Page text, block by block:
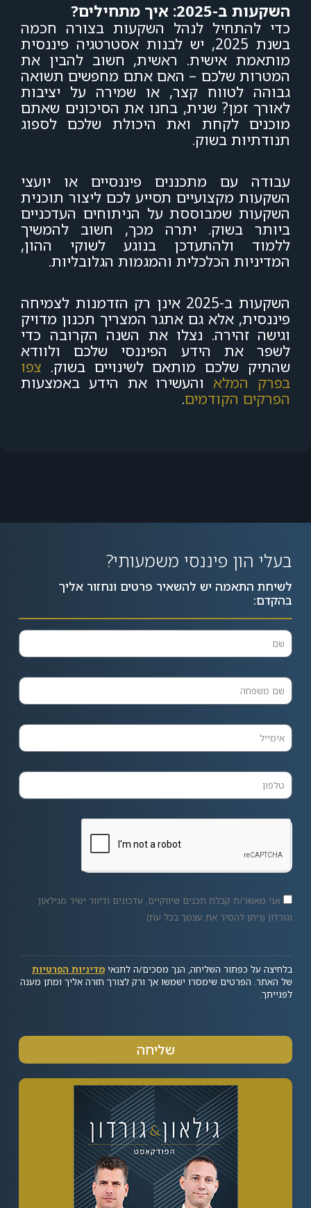
השקעות ב-2025: איך מתחילים?
כדי להתחיל לנהל השקעות בצורה חכמה
בשנת 2025, יש לבנות אסטרטגיה פיננסית
מותאמת אישית. ראשית, חשוב להבין את
המטרות שלכם – האם אתם מחפשים תשואה
גבוהה לטווח קצר, או שמירה על יציבות
לאורך זמן? שנית, בחנו את הסיכונים שאתם
מוכנים לקחת ואת היכולת שלכם לספוג
תנודתיות בשוק.
עבודה עם מתכננים פיננסיים או יועצי
השקעות מקצועיים תסייע לכם ליצור תוכנית
השקעות שמבוססת על הניתוחים העדכניים
ביותר בשוק. יתרה מכך, חשוב להמשיך
ללמוד ולהתעדכן בנוגע לשוקי ההון,
המדיניות הכלכלית והמגמות הגלובליות.
השקעות ב-2025 אינן רק הזדמנות לצמיחה
פיננסית, אלא גם אתגר המצריך תכנון מדויק
וגישה זהירה. נצלו את השנה הקרובה כדי
לשפר את הידע הפיננסי שלכם ולוודא
שהתיק שלכם מותאם לשינויים בשוק. צפו
בפרק המלאוהעשירו את הידע באמצעות
הפרקים הקודמים.
בעלי הון פיננסי משמעותי?
לשיחת התאמה יש להשאיר פרטים ונחזור אליך
בהקדם:
אני מאשר/ת קבלת תכנים שיווקיים, עדכונים ודיוור ישיר מגילאון
וגורדון (ניתן להסיר את עצמך בכל עת)
בלחיצה על כפתור השליחה, הנך מסכים/ה לתנאי מדיניות הפרטיות
של האתר. הפרטים שימסרו ישמשו אך ורק לצורך חזרה אליך ומתן מענה
לפנייתך.
שליחה